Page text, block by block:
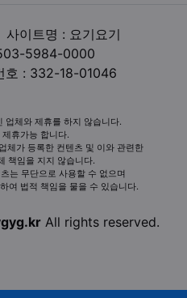
사이트명 : 요기요기
5984-0000
호 : 332-18-01046
업체와 제휴를 하지 않습니다.
휴가능 합니다.
체가 등록한 컨텐츠 및 이와 관련한
책임을 지지 않습니다.
는 무단으로 사용할 수 없으며
여 법적 책임을 물을 수 있습니다.
All rights reserved.